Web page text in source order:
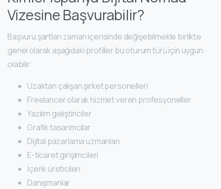
Vizesine Başvurabilir?
Başvuru şartları zaman içerisinde değişebilmekle birlikte
genel olarak aşağıdaki profiller bu oturum türü için uygun
olabilir:
Uzaktan çalışan şirket personelleri
Freelancer olarak hizmet veren profesyoneller
Yazılım geliştiriciler
Grafik tasarımcılar
Dijital pazarlama uzmanları
E-ticaret girişimcileri
İçerik üreticileri
Danışmanlar